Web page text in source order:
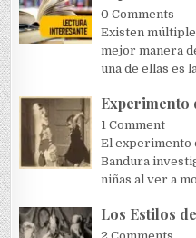
0 Comments
Existen
mejor manera
una de ellas es
Experimento
1 Comment
El experimento
Bandura
niñas al ver a
Los Estilos